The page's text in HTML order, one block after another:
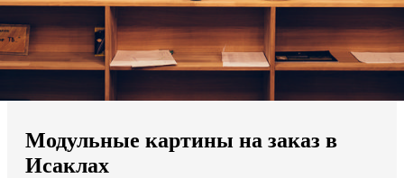
Мы доставляем по всему миру
Продолжить без города
Модульные картины на заказ в
Исаклах